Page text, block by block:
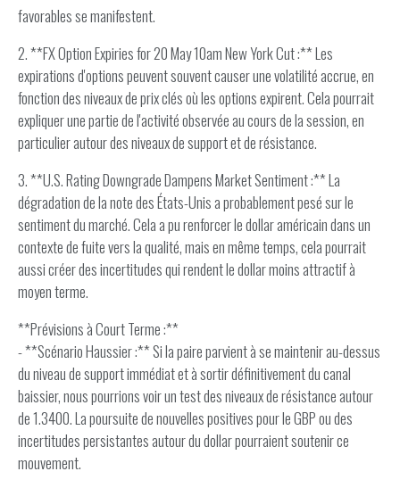
favorables se manifestent.
2. **FX Option Expiries for 20 May 10am New York Cut :** Les
expirations d'options peuvent souvent causer une volatilité accrue, en
fonction des niveaux de prix clés où les options expirent. Cela pourrait
expliquer une partie de l'activité observée au cours de la session, en
particulier autour des niveaux de support et de résistance.
3. **U.S. Rating Downgrade Dampens Market Sentiment :** La
dégradation de la note des États-Unis a probablement pesé sur le
sentiment du marché. Cela a pu renforcer le dollar américain dans un
contexte de fuite vers la qualité, mais en même temps, cela pourrait
aussi créer des incertitudes qui rendent le dollar moins attractif à
moyen terme.
**Prévisions à Court Terme :**
- **Scénario Haussier :** Si la paire parvient à se maintenir au-dessus
du niveau de support immédiat et à sortir définitivement du canal
baissier, nous pourrions voir un test des niveaux de résistance autour
de 1.3400. La poursuite de nouvelles positives pour le GBP ou des
incertitudes persistantes autour du dollar pourraient soutenir ce
mouvement.